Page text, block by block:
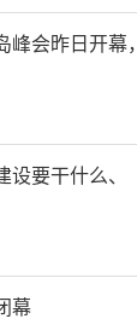
峰会昨日开幕
要干什么、
幕